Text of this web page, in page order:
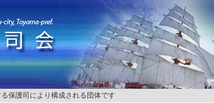
保護司により構成される団体です